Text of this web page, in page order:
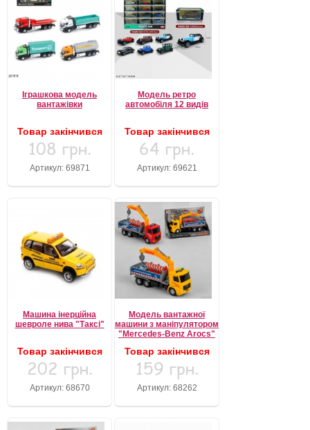
Іграшкова модель
вантажівки
Товар закінчився
108 грн.
Артикул: 69871
Модель ретро
автомобіля 12 видів
Товар закінчився
64 грн.
Артикул: 69621
Машина інерційна
шевроле нива "Таксі"
Товар закінчився
202 грн.
Артикул: 68670
Модель вантажної
машини з маніпулятором
"Mercedes-Benz Arocs"
Товар закінчився
159 грн.
Артикул: 68262